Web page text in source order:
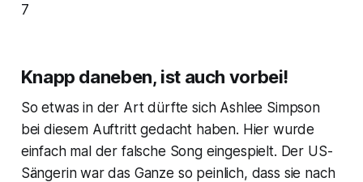
7
Knapp daneben, ist auch vorbei!
So etwas in der Art dürfte sich Ashlee Simpson
bei diesem Auftritt gedacht haben. Hier wurde
einfach mal der falsche Song eingespielt. Der US-
Sängerin war das Ganze so peinlich, dass sie nach